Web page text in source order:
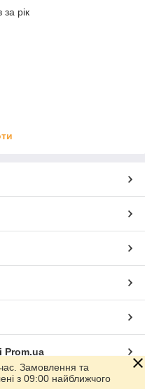
за рік
Prom.ua
Замовлення та
з 09:00 найближчого